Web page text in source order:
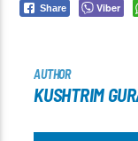
Share Viber
AUTHOR
KUSHTRIM